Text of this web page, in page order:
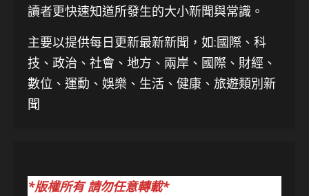
讀者更快速知道所發生的大小新聞與常識。
主要以提供每日更新最新新聞 ，如:國際、科
技、 政治、社會、地方、兩岸、國際、財經、
數位、運動、娛樂、生活、健康、旅遊類別新
聞
*版權所有 請勿任意轉載*